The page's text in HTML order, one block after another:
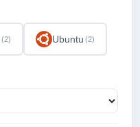
(2) Ubuntu (2)